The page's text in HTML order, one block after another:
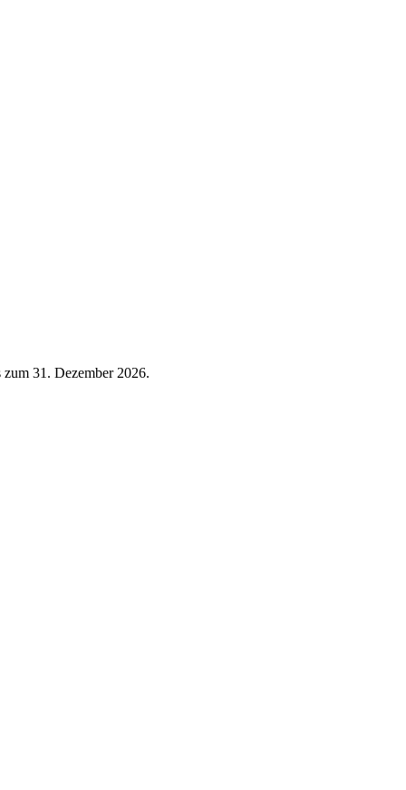
31. Dezember 2026.